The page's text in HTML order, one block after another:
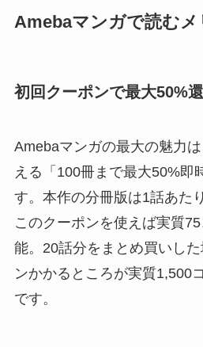
Amebaマンガで読むメ
初回クーポンで最大50%
Amebaマンガの最大の魅力
える「100冊まで最大50%即
す。本作の分冊版は1話あた
このクーポンを使えば実質
能。20話分をまとめ買いし
ンかかるところが実質1,500
です。